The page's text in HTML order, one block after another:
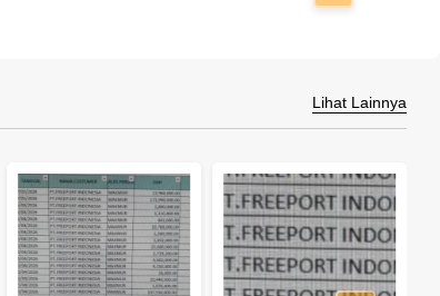
Lihat Lainnya